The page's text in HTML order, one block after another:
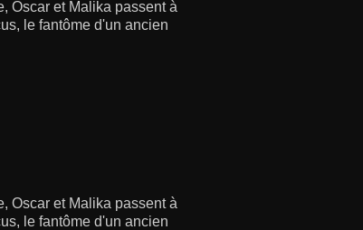
Oscar et Malika passent à
le fantôme d'un ancien
Oscar et Malika passent à
le fantôme d'un ancien